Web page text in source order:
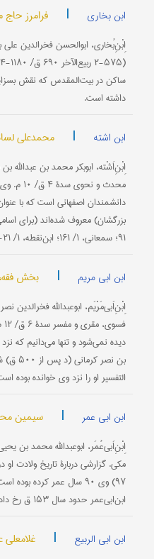
ابن بخاری | فرامرز
اِبْنِ‌بُخاری، ابو‌الحسن فخر‌الدین
ساکن در بیت‌المقدس که نقش
داشته است.
ابن اشته | محمدعلی
اِبْنِ‌اَشْته، ابوبکر محمد بن عبدالله
محدث و
دانشمندان اصفهانی است که با
۹۱؛ سمعانی، ۱/ ۱۶۱؛ ابن‌نقطه، ۱/ ۲۱-۲۲؛ ذ...
ابن ابی مریم | بخش
اِبْنِ‌اَبی‌مَرْیَم، ابوعبدالله
دیده نمی‌شود و تنها می‌دانیم که
بن
التفسیر او را نزد وی خوانده بوده
ابن ابی عمر | سیمین
۹۷) وی ۹۰ سال عمر کرده
ابن‌ابی‌عمر حدود سال ۱۵۳ ق رخ داده باشد.
ابن ابی الربیع | غلامعلی